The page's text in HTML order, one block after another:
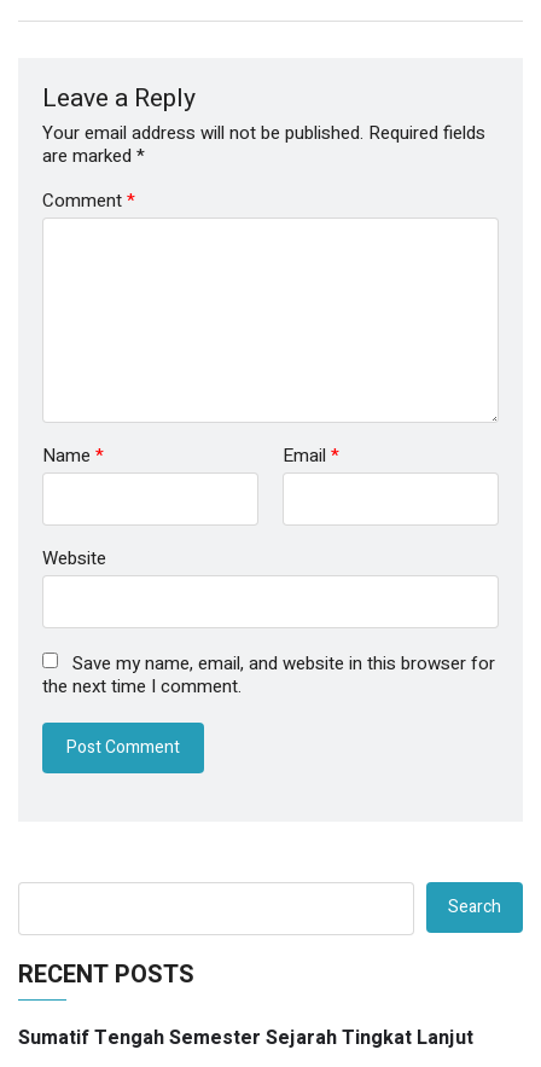
Leave a Reply
Your email address will not be published. Required fields
are marked *
Comment*
Name * Email *
Website
Save my name, email, and website in this browser for
the next time I comment.
Search
RECENT POSTS
Sumatif Tengah Semester Sejarah Tingkat Lanjut